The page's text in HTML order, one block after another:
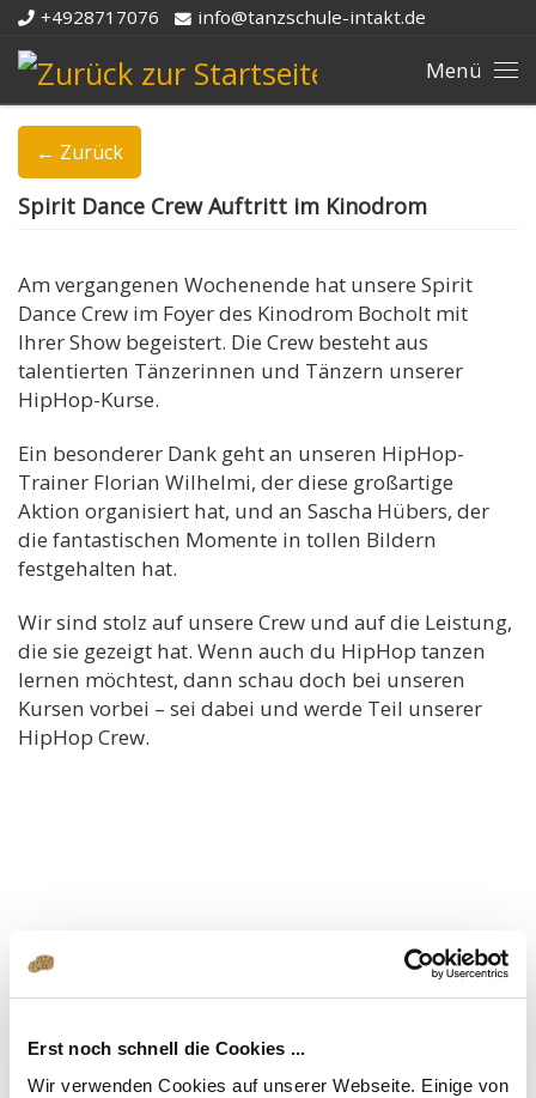
Erst noch schnell die Cookies ...
Wir verwenden Cookies auf unserer Webseite. Einige von
+4928717076 info@tanzschule-intakt.de
← Zurück
Spirit Dance Crew Auftritt im Kinodrom
Am vergangenen Wochenende hat unsere Spirit
Dance Crew im Foyer des Kinodrom Bocholt mit
Ihrer Show begeistert. Die Crew besteht aus
talentierten Tänzerinnen und Tänzern unserer
HipHop-Kurse.
Ein besonderer Dank geht an unseren HipHop-
Trainer Florian Wilhelmi, der diese großartige
Aktion organisiert hat, und an Sascha Hübers, der
die fantastischen Momente in tollen Bildern
festgehalten hat.
Wir sind stolz auf unsere Crew und auf die Leistung,
die sie gezeigt hat. Wenn auch du HipHop tanzen
lernen möchtest, dann schau doch bei unseren
Kursen vorbei – sei dabei und werde Teil unserer
HipHop Crew.